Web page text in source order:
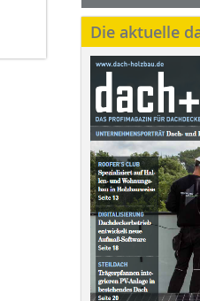
Die aktuelle